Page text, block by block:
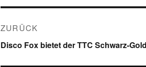
ZURÜCK
Vorheriger
Disco Fox bietet der TTC Schwarz-